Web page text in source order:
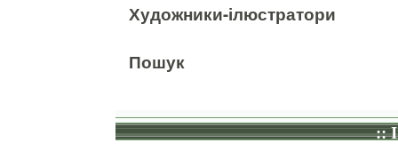
Художники-ілюстратори
Пошук
::